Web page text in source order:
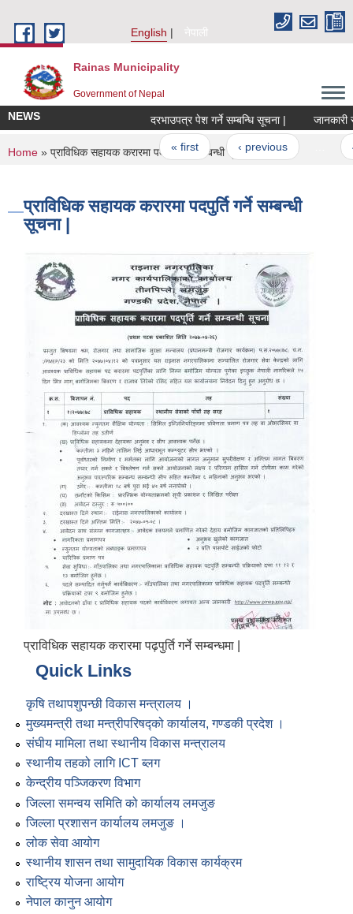
English
नेपाली
Rainas Municipality
Government of Nepal
NEWS दरभाउपत्र पेश गर्ने सम्बन्धि सूचना | जानकारी
Pages
« first ‹ previous
You are here
Home » प्राविधिक सहायक करारमा पदपुर्ति गर्ने सम्बन्धी सूचना |
प्राविधिक सहायक करारमा पदपुर्ति गर्ने सम्बन्धी
सूचना |
प्राविधिक सहायक करारमा पढ़पुर्ति गर्ने सम्बन्धमा |
Quick Links
कृषि तथापशुपन्छी विकास मन्त्रालय ।
मुख्यमन्त्री तथा मन्त्रीपरिषद्को कार्यालय, गण्डकी प्रदेश ।
संघीय मामिला तथा स्थानीय विकास मन्त्रालय
स्थानीय तहको लागि ICT ब्लग
केन्द्रीय पञ्जिकरण विभाग
जिल्ला समन्वय समिति को कार्यालय लमजुङ
जिल्ला प्रशासन कार्यालय लमजुङ ।
लोक सेवा आयोग
स्थानीय शासन तथा सामुदायिक विकास कार्यक्रम
राष्ट्रिय योजना आयोग
नेपाल कानुन आयोग